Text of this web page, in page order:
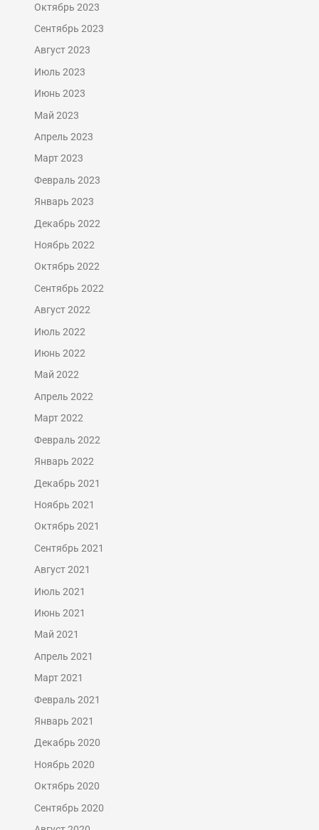
Октябрь 2023
Сентябрь 2023
Август 2023
Июль 2023
Июнь 2023
Май 2023
Апрель 2023
Март 2023
Февраль 2023
Январь 2023
Декабрь 2022
Ноябрь 2022
Октябрь 2022
Сентябрь 2022
Август 2022
Июль 2022
Июнь 2022
Май 2022
Апрель 2022
Март 2022
Февраль 2022
Январь 2022
Декабрь 2021
Ноябрь 2021
Октябрь 2021
Сентябрь 2021
Август 2021
Июль 2021
Июнь 2021
Май 2021
Апрель 2021
Март 2021
Февраль 2021
Январь 2021
Декабрь 2020
Ноябрь 2020
Октябрь 2020
Сентябрь 2020